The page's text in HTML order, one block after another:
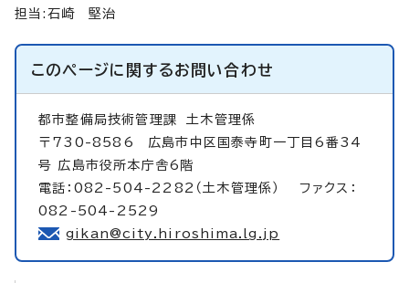
担当:石崎 堅治
このページに関するお問い合わせ
都市整備局技術管理課土木管理係
〒730-8586 広島市中区国泰寺町一丁目6番34
号 広島市役所本庁舎6階
電話：082-504-2282（土木管理係） ファクス：
082-504-2529
gikan@city.hiroshima.lg.jp